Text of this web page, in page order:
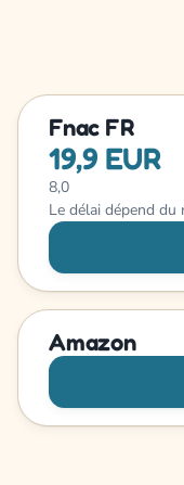
Fnac FR
19,9 EUR
8,0
Le délai dépend du
Amazon